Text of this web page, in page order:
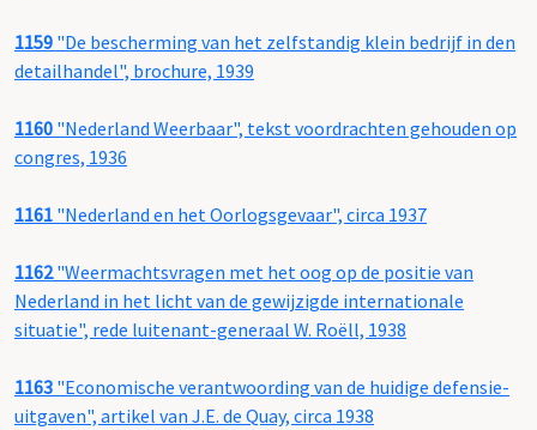
1159 "De bescherming van het zelfstandig klein bedrijf in den
detailhandel", brochure, 1939
1160 "Nederland Weerbaar", tekst voordrachten gehouden op
congres, 1936
1161 "Nederland en het Oorlogsgevaar", circa 1937
1162"Weermachtsvragen met het oog op de positie van
Nederland in het licht van de gewijzigde internationale
situatie", rede luitenant-generaal W. Roëll, 1938
1163 "Economische verantwoording van de huidige defensie-
uitgaven", artikel van J.E. de Quay, circa 1938